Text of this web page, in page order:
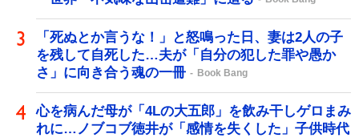
「死ぬとか言うな！」と怒鳴った日、妻は2人の子
を残して自死した…夫が「自分の犯した罪や愚か
さ」に向き合う魂の一冊
Book Bang
心を病んだ母が「4Lの大五郎」を飲み干しゲロまみ
れに…ノブコブ徳井が「感情を失くした」子供時代